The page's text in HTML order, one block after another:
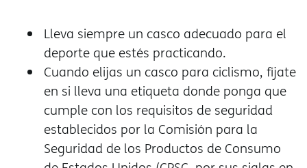
Lleva siempre un casco adecuado para el
deporte que estés practicando.
Cuando elijas un casco para ciclismo, fíjate
en si lleva una etiqueta donde ponga que
cumple con los requisitos de seguridad
establecidos por la Comisión para la
Seguridad de los Productos de Consumo